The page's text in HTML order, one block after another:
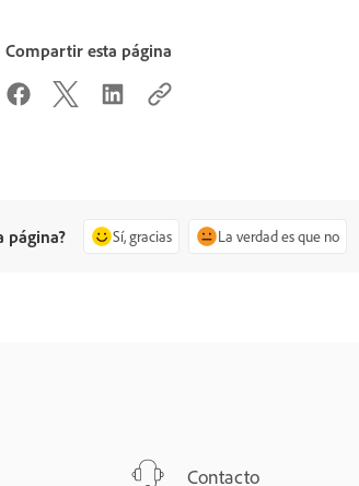
Compartir esta página
página? Sí, gracias La verdad es que no
Contacto